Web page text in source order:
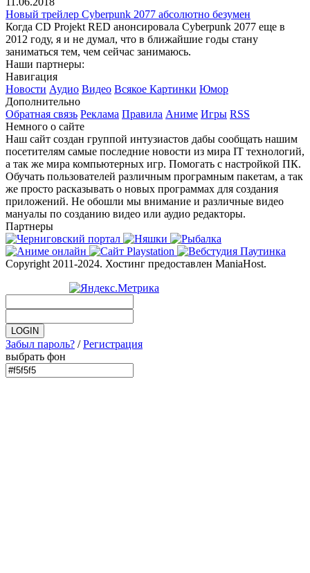
Новый трейлер Cyberpunk 2077 абсолютно безумен
Когда CD Projekt RED анонсировала Cyberpunk 2077 еще в
2012 году, я и не думал, что в ближайшие годы стану
заниматься тем, чем сейчас занимаюсь.
Наши партнеры:
Навигация
Новости Аудио Видео Всякое Картинки Юмор
Дополнительно
Обратная связь Реклама Правила Аниме Игры RSS
Немного о сайте
Наш сайт создан группой интузиастов дабы сообщать нашим
посетителям самые последние новости из мира IT технологий,
а так же мира компьютерных игр. Помогать с настройкой ПК.
Обучать пользователей различным програмным пакетам, а так
же просто расказывать о новых программах для создания
приложений. Не обошли мы внимание и различные видео
мануалы по созданию видео или аудио редакторы.
Партнеры
Copyright 2011-2024. Хостинг предоставлен ManiaHost.
Забыл пароль? /Регистрация
выбрать фон